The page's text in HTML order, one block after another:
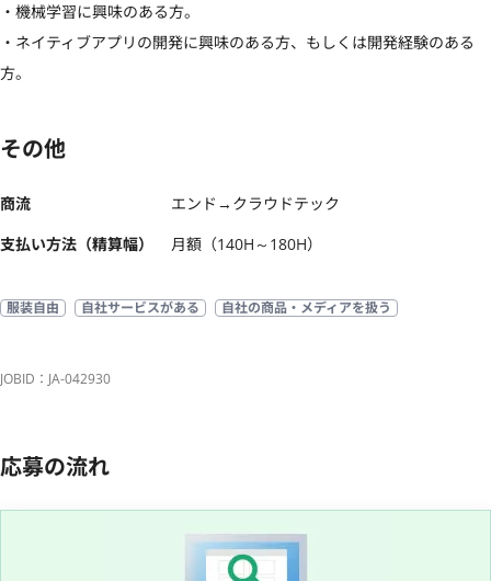
・機械学習に興味のある方。
・ネイティブアプリの開発に興味のある方、もしくは開発経験のある
方。
その他
商流
エンド→クラウドテック
支払い方法（精算幅）
月額（140H～180H）
服装自由 自社サービスがある 自社の商品・メディアを扱う
JOBID：JA-042930
応募の流れ